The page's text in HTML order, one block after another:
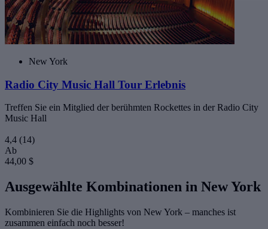
New York
Radio City Music Hall Tour Erlebnis
Treffen Sie ein Mitglied der berühmten Rockettes in der Radio City
Music Hall
4,4 (14)
Ab
44,00 $
Ausgewählte Kombinationen in New York
Kombinieren Sie die Highlights von New York – manches ist
zusammen einfach noch besser!